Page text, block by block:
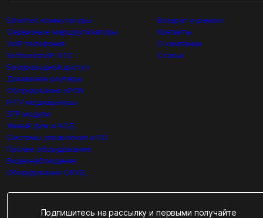
Ethernet коммутаторы
Сервисные маршрутизаторы
VoIP телефония
Softswitch/IP-ATC
Беспроводной доступ
Домашние роутеры
Оборудование xPON
IPTV медиацентры
SFP модули
Умный дом и АСД
Системы управления и ПО
Прочее оборудование
Видеонаблюдение
Оборудование СКУД
Возврат и ремонт
Контакты
О компании
Статьи
Подпишитесь на рассылку и первыми получайте